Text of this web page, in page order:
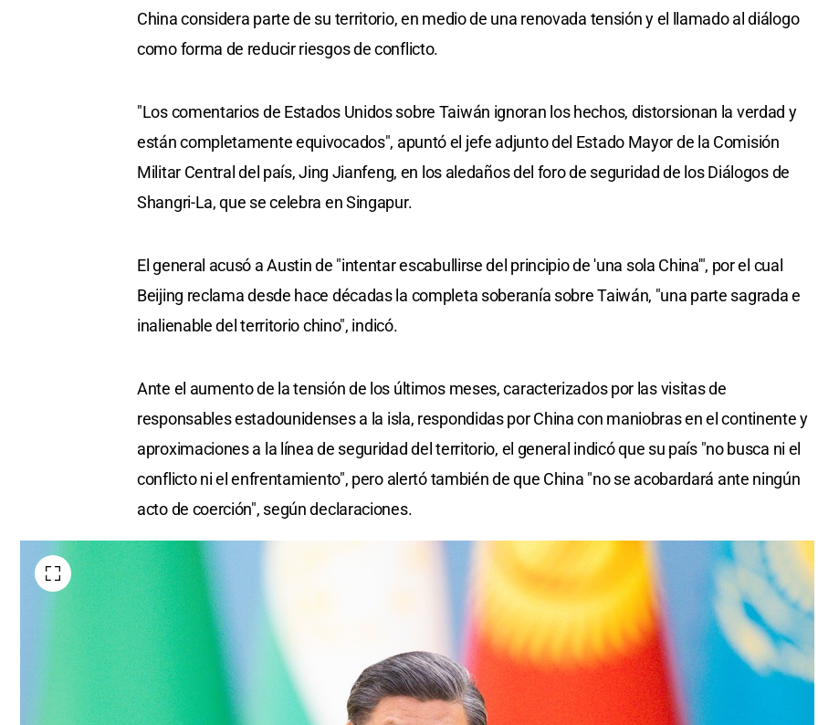
China considera parte de su territorio, en medio de una renovada tensión y el llamado al diálogo
como forma de reducir riesgos de conflicto.
"Los comentarios de Estados Unidos sobre Taiwán ignoran los hechos, distorsionan la verdad y
están completamente equivocados", apuntó el jefe adjunto del Estado Mayor de la Comisión
Militar Central del país, Jing Jianfeng, en los aledaños del foro de seguridad de los Diálogos de
Shangri-La, que se celebra en Singapur.
El general acusó a Austin de "intentar escabullirse del principio de 'una sola China'", por el cual
Beijing reclama desde hace décadas la completa soberanía sobre Taiwán, "una parte sagrada e
inalienable del territorio chino", indicó.
Ante el aumento de la tensión de los últimos meses, caracterizados por las visitas de
responsables estadounidenses a la isla, respondidas por China con maniobras en el continente y
aproximaciones a la línea de seguridad del territorio, el general indicó que su país "no busca ni el
conflicto ni el enfrentamiento", pero alertó también de que China "no se acobardará ante ningún
acto de coerción", según declaraciones.